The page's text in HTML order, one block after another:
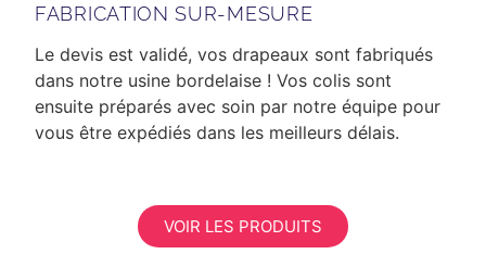
FABRICATION SUR-MESURE
Le devis est validé, vos drapeaux sont fabriqués
dans notre usine bordelaise ! Vos colis sont
ensuite préparés avec soin par notre équipe pour
vous être expédiés dans les meilleurs délais.
VOIR LES PRODUITS